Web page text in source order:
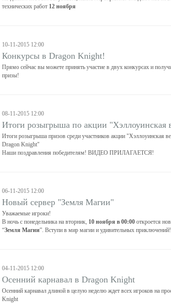
технических работ 12 ноября
10-11-2015 12:00
Конкурсы в Dragon Knight!
Прямо сейчас вы можете принять участие в двух конкурсах и
призы!
08-11-2015 12:00
Итоги розыгрыша по акции "Хэллоуинская
Итоги розыгрыша призов среди участников акции "Хэллоуинская
Dragon Knight"
Наши поздравления победителям! ВИДЕО ПРИЛАГАЕТСЯ!
06-11-2015 12:00
Новый сервер "Земля Магии"
Уважаемые игроки!
В ночь с понедельника на вторник, 10 ноября в 00:00 откроется
“Земля Магии”. Вступи в мир магии и удивительных приключений!
04-11-2015 12:00
Осенний карнавал в Dragon Knight
Осенний карнавал длиной в целую неделю ждет всех игроков на
Knight